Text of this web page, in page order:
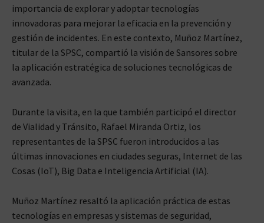
importancia de explorar y adoptar tecnologías
innovadoras para mejorar la eficacia en la prevención y
gestión de incidentes. En este contexto, Muñoz Martínez,
titular de la SPSC, compartió la visión de Sansores sobre
la aplicación estratégica de soluciones tecnológicas de
avanzada.
Durante la visita, en la que también participó el director
de Vialidad y Tránsito, Rafael Miranda Ortiz, los
representantes de la SPSC fueron introducidos a las
últimas innovaciones en ciudades seguras, Internet de las
Cosas (IoT), Big Data e Inteligencia Artificial (IA).
Muñoz Martínez resaltó la aplicación práctica de estas
tecnologías en empresas y sistemas de seguridad,